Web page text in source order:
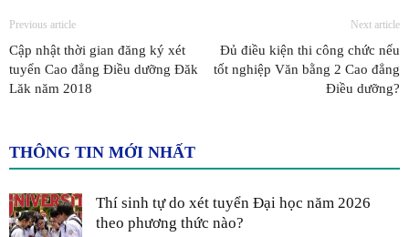
Previous article
Cập nhật thời gian đăng ký xét
tuyển Cao đẳng Điều dưỡng Đăk
Lăk năm 2018
Next article
Đủ điều kiện thi công chức nếu
tốt nghiệp Văn bằng 2 Cao đẳng
Điều dưỡng?
THÔNG TIN MỚI NHẤT
Thí sinh tự do xét tuyển Đại học năm 2026
theo phương thức nào?